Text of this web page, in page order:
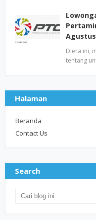
Diera ini,
tentang
Halaman
Beranda
Contact Us
Search